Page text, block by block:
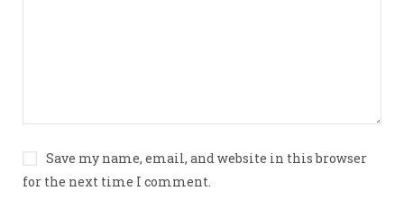
Save my name, email, and website in this browser
for the next time I comment.